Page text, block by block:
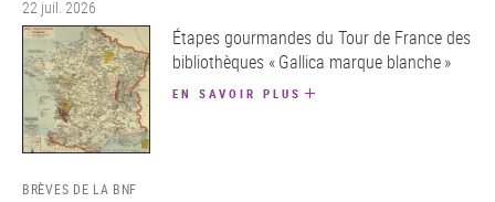
22 juil. 2026
Étapes gourmandes du Tour de France des
bibliothèques « Gallica marque blanche »
EN SAVOIR PLUS
BRÈVES DE LA BNF